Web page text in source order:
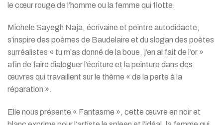
le cœur rouge de l’homme ou la femme qui flotte.
Michele Sayegh Naja, écrivaine et peintre autodidacte,
s’inspire des poèmes de Baudelaire et du slogan des poètes
surréalistes « tu m’as donné de la boue, j’en ai fait de l’or »
afin de faire dialoguer l’écriture et la peinture dans des
œuvres qui travaillent sur le thème « de la perte à la
réparation ».
Elle nous présente « Fantasme », cette œuvre en noir et